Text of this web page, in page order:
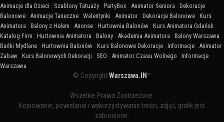
Animacje dla Dzieci : Szablony Tatuaży : PartyBox : Animator Seniora : Dekoracje
Balonowe : Animacje Taneczne : Walentynki : Animator : Dekoracje Balonowe : Kurs
Animatora : Balony z Helem : Anonse : Hurtownia Balonów : Kurs Animatora Gdańsk :
Katalog Firm : Hurtownia Animatora : Balony : Akademia Animatora : Balony Warszawa :
Bańki Mydlane : Hurtownia Balonów : Kurs Balonowe Dekoracje : Informacje : Animator
Zabaw : Kurs Balonowych Dekoracji : SEO : Animator Czasu Wolnego : Informacje
Warszawa
© CopyrightWarszawa.IN ™
Wszelkie Prawa Zastrzeżone.
Kopiowanie, powielanie i wykorzystywanie treści, zdjęć, grafik jest
zabronione.